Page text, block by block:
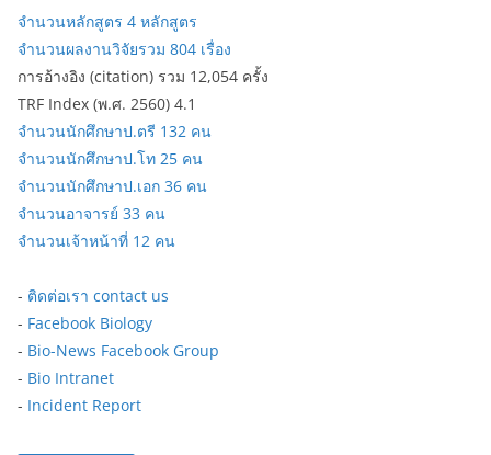
จำนวนหลักสูตร 4 หลักสูตร
จำนวนผลงานวิจัยรวม 804 เรื่อง
การอ้างอิง (citation) รวม 12,054 ครั้ง
TRF Index (พ.ศ. 2560) 4.1
จำนวนนักศึกษาป.ตรี 132 คน
จำนวนนักศึกษาป.โท 25 คน
จำนวนนักศึกษาป.เอก 36 คน
จำนวนอาจารย์ 33 คน
จำนวนเจ้าหน้าที่ 12 คน
- ติดต่อเรา contact us
- Facebook Biology
- Bio-News Facebook Group
- Bio Intranet
- Incident Report